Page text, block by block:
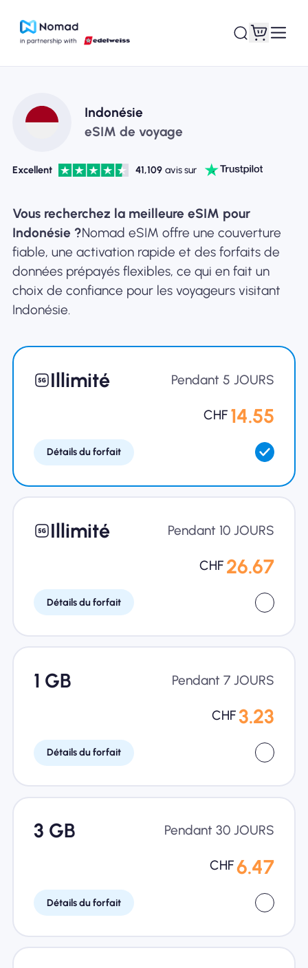
Indonésie
eSIM de voyage
Excellent 41,109 avis sur
Vous recherchez la meilleure eSIM pour
Indonésie ?Nomad eSIM offre une couverture
fiable, une activation rapide et des forfaits de
données prépayés flexibles, ce qui en fait un
choix de confiance pour les voyageurs visitant
Indonésie.
Illimité Pendant 5 JOURS
CHF 14.55
Détails du forfait
Illimité Pendant 10 JOURS
CHF 26.67
Détails du forfait
1 GB Pendant 7 JOURS
CHF 3.23
Détails du forfait
3 GB Pendant 30 JOURS
CHF 6.47
Détails du forfait